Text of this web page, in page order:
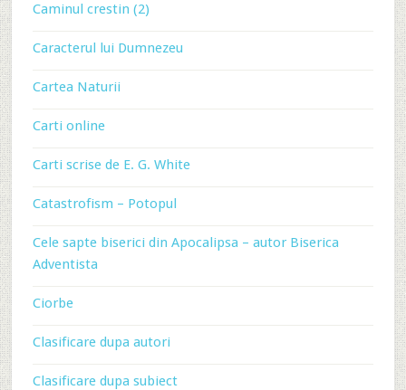
Caminul crestin (2)
Caracterul lui Dumnezeu
Cartea Naturii
Carti online
Carti scrise de E. G. White
Catastrofism – Potopul
Cele sapte biserici din Apocalipsa – autor Biserica
Adventista
Ciorbe
Clasificare dupa autori
Clasificare dupa subiect